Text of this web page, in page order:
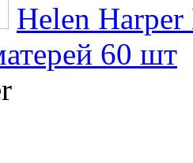
Helen Harper
60 шт